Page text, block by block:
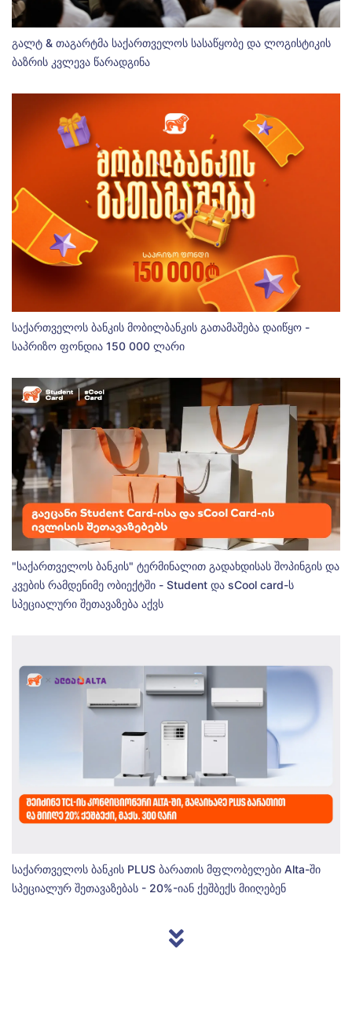
გალტ & თაგარტმა საქართველოს სასაწყობე და ლოგისტიკის
ბაზრის კვლევა წარადგინა
საქართველოს ბანკის მობილბანკის გათამაშება დაიწყო -
საპრიზო ფონდია 150 000 ლარი
"საქართველოს ბანკის" ტერმინალით გადახდისას შოპინგის და
კვების რამდენიმე ობიექტში - Student და sCool card-ს
სპეციალური შეთავაზება აქვს
საქართველოს ბანკის PLUS ბარათის მფლობელები Alta-ში
სპეციალურ შეთავაზებას - 20%-იან ქეშბექს მიიღებენ